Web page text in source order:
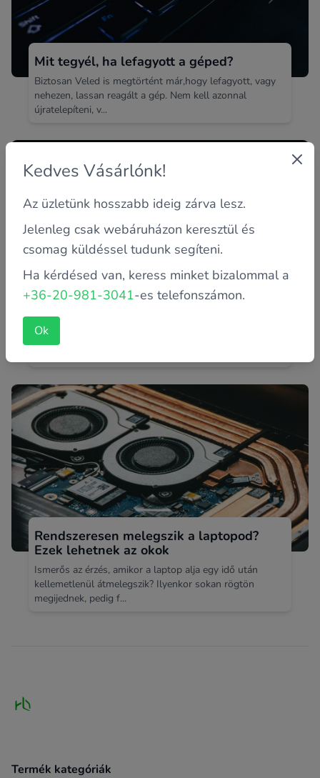
Mit tegyél, ha lefagyott a géped?
Biztosan Veled is megtörtént már,hogy lefagyott, vagy
nehezen, lassan reagált a gép. Nem kell azonnal
újratelepíteni, v...
Hogyan válaszd ki a tökeletes
tápegységet?
Miért fontos a jó minőségű tápegység? Ebben a
blogbejegyzésben szakszavak nélkül, közérthetően
Rendszeresen melegszik a laptopod?
Ezek lehetnek az okok
Ismerős az érzés, amikor a laptop alja egy idő után
kellemetlenül átmelegszik? Ilyenkor sokan rögtön
megijednek, pedig f...
Termék kategóriák
Kedves Vásárlónk!
Az üzletünk hosszabb ideig zárva lesz.
Jelenleg csak webáruházon keresztül és
csomag küldéssel tudunk segíteni.
Ha kérdésed van, keress minket bizalommal a
+36-20-981-3041-es telefonszámon.
Ok